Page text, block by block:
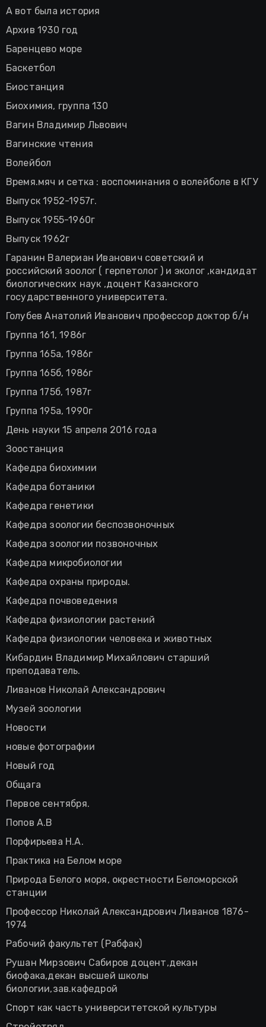
А вот была история
Архив 1930 год
Баренцево море
Баскетбол
Биостанция
Биохимия, группа 130
Вагин Владимир Львович
Вагинские чтения
Волейбол
Время.мяч и сетка : воспоминания о волейболе в КГУ
Выпуск 1952-1957г.
Выпуск 1955-1960г
Выпуск 1962г
Гаранин Валериан Иванович советский и
российский зоолог ( герпетолог ) и эколог ,кандидат
биологических наук ,доцент Казанского
государственного университета.
Голубев Анатолий Иванович профессор доктор б/н
Группа 161, 1986г
Группа 165а, 1986г
Группа 165б, 1986г
Группа 175б, 1987г
Группа 195а, 1990г
День науки 15 апреля 2016 года
Зоостанция
Кафедра биохимии
Кафедра ботаники
Кафедра генетики
Кафедра зоологии беспозвоночных
Кафедра зоологии позвоночных
Кафедра микробиологии
Кафедра охраны природы.
Кафедра почвоведения
Кафедра физиологии растений
Кафедра физиологии человека и животных
Кибардин Владимир Михайлович старший
преподаватель.
Ливанов Николай Александрович
Музей зоологии
Новости
новые фотографии
Новый год
Общага
Первое сентября.
Попов А.В
Порфирьева Н.А.
Практика на Белом море
Природа Белого моря, окрестности Беломорской
станции
Профессор Николай Александрович Ливанов 1876-
1974
Рабочий факультет (Рабфак)
Рушан Мирзович Сабиров доцент,декан
биофака,декан высшей школы
биологии,зав.кафедрой
Спорт как часть университетской культуры